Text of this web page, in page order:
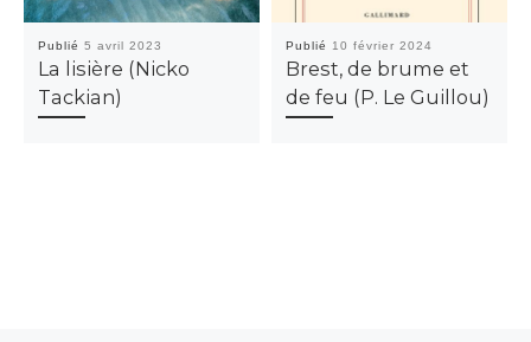
Publié 5 avril 2023
La lisière (Nicko
Tackian)
Publié 10 février 2024
Brest, de brume et
de feu (P. Le Guillou)